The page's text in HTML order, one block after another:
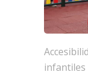
infantiles